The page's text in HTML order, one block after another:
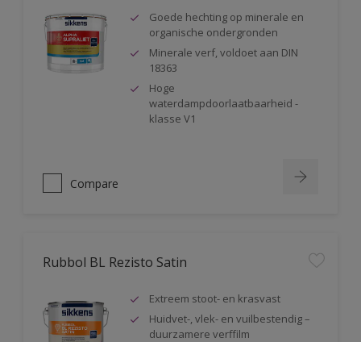
Goede hechting op minerale en
organische ondergronden
Minerale verf, voldoet aan DIN
18363
Hoge
waterdampdoorlaatbaarheid -
klasse V1
Compare
Rubbol BL Rezisto Satin
Extreem stoot- en krasvast
Huidvet-, vlek- en vuilbestendig –
duurzamere verffilm